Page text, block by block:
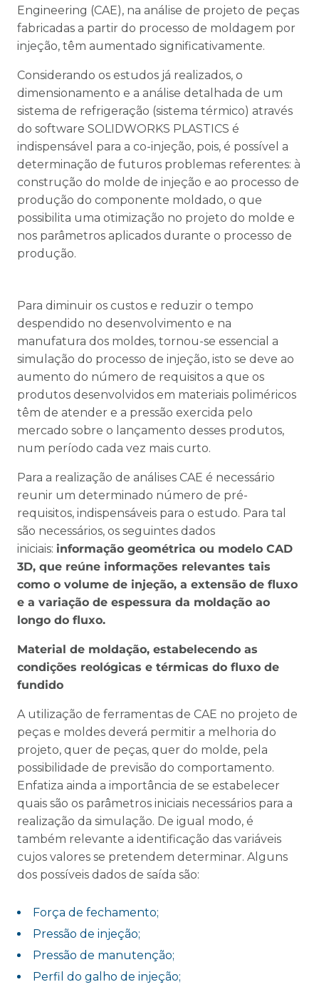
Engineering (CAE), na análise de projeto de peças
fabricadas a partir do processo de moldagem por
injeção, têm aumentado significativamente.
Considerando os estudos já realizados, o
dimensionamento e a análise detalhada de um
sistema de refrigeração (sistema térmico) através
do software SOLIDWORKS PLASTICS é
indispensável para a co-injeção, pois, é possível a
determinação de futuros problemas referentes: à
construção do molde de injeção e ao processo de
produção do componente moldado, o que
possibilita uma otimização no projeto do molde e
nos parâmetros aplicados durante o processo de
produção.
Para diminuir os custos e reduzir o tempo
despendido no desenvolvimento e na
manufatura dos moldes, tornou-se essencial a
simulação do processo de injeção, isto se deve ao
aumento do número de requisitos a que os
produtos desenvolvidos em materiais poliméricos
têm de atender e a pressão exercida pelo
mercado sobre o lançamento desses produtos,
num período cada vez mais curto.
Para a realização de análises CAE é necessário
reunir um determinado número de pré-
requisitos, indispensáveis para o estudo. Para tal
são necessários, os seguintes dados
iniciais: informação geométrica ou modelo CAD
3D, que reúne informações relevantes tais
como o volume de injeção, a extensão de fluxo
e a variação de espessura da moldação ao
longo do fluxo.
Material de moldação, estabelecendo as
condições reológicas e térmicas do fluxo de
fundido
A utilização de ferramentas de CAE no projeto de
peças e moldes deverá permitir a melhoria do
projeto, quer de peças, quer do molde, pela
possibilidade de previsão do comportamento.
Enfatiza ainda a importância de se estabelecer
quais são os parâmetros iniciais necessários para a
realização da simulação. De igual modo, é
também relevante a identificação das variáveis
cujos valores se pretendem determinar. Alguns
dos possíveis dados de saída são:
Força de fechamento;
Pressão de injeção;
Pressão de manutenção;
Perfil do galho de injeção;